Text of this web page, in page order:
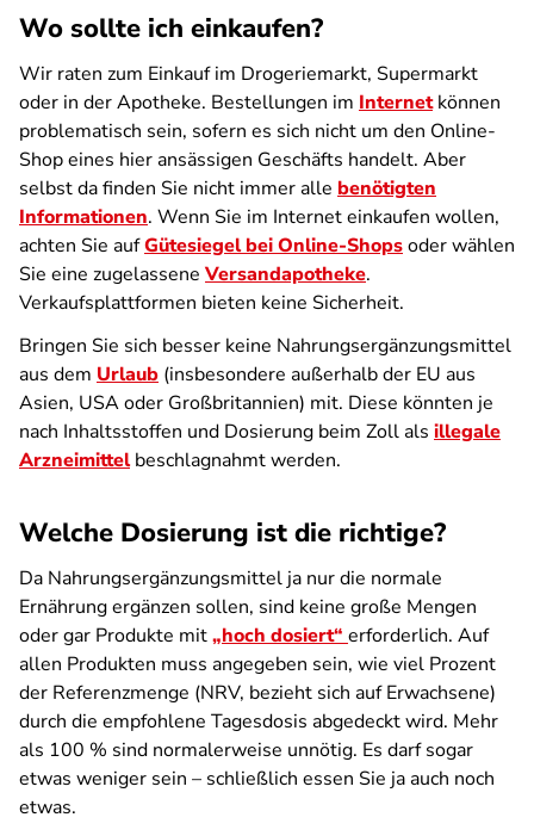
Wo sollte ich einkaufen?
Wir raten zum Einkauf im Drogeriemarkt, Supermarkt
oder in der Apotheke. Bestellungen im Internetkönnen
problematisch sein, sofern es sich nicht um den Online-
Shop eines hier ansässigen Geschäfts handelt. Aber
selbst da finden Sie nicht immer alle benötigten
Informationen. Wenn Sie im Internet einkaufen wollen,
achten Sie aufGütesiegel bei Online-Shopsoder wählen
Sie eine zugelassene Versandapotheke.
Verkaufsplattformen bieten keine Sicherheit.
Bringen Sie sich besser keine Nahrungsergänzungsmittel
aus dem Urlaub (insbesondere außerhalb der EU aus
Asien, USA oder Großbritannien) mit. Diese könnten je
nach Inhaltsstoffen und Dosierung beim Zoll als illegale
Arzneimittelbeschlagnahmt werden.
Welche Dosierung ist die richtige?
Da Nahrungsergänzungsmittel ja nur die normale
Ernährung ergänzen sollen, sind keine große Mengen
oder gar Produkte mit„hoch dosiert“ erforderlich. Auf
allen Produkten muss angegeben sein, wie viel Prozent
der Referenzmenge (NRV, bezieht sich auf Erwachsene)
durch die empfohlene Tagesdosis abgedeckt wird. Mehr
als 100 % sind normalerweise unnötig. Es darf sogar
etwas weniger sein – schließlich essen Sie ja auch noch
etwas.